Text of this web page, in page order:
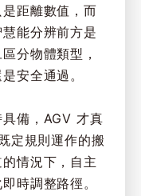
距離數值，而
能分辨前方是
分物體類型，
安全通過。
備，AGV 才真
定規則運作的搬
情況下，自主
時調整路徑。